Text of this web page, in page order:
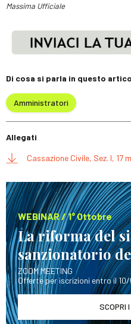
Massima Ufficiale
Di cosa si parla in questo
Amministratori
Allegati
Cassazione Civile, Sez. I, 17
WEBINAR / 1° Ottobre
La riforma del
sanzionatorio
ZOOM MEETING
Offerte per iscrizioni entro il
SCOPRI